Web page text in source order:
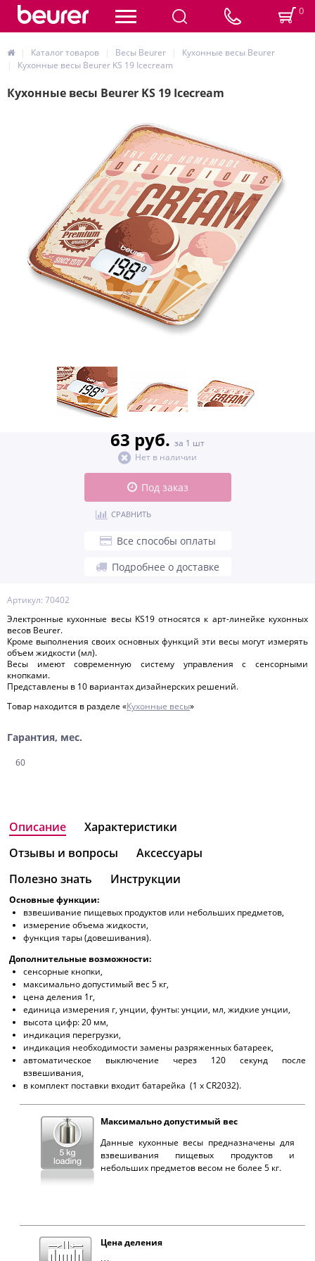
0
Каталог товаров Весы Beurer
Кухонные весы Beurer
Кухонные весы Beurer KS 19 Icecream
Кухонные весы Beurer KS 19 Icecream
Артикул: 70402
Электронные кухонные весы KS19 относятся к арт-линейке кухонных
весов Beurer.
Кроме выполнения своих основных функций эти весы могут измерять
объем жидкости (мл).
Весы имеют современную систему управления с сенсорными
кнопками.
Представлены в 10 вариантах дизайнерских решений.
Товар находится в разделе «Кухонные весы»
Гарантия, мес.
60
63 руб. за 1 шт
Нет в наличии
Под заказ
СРАВНИТЬ
Все способы оплаты
Подробнее о доставке
Описание
Характеристики
Отзывы и вопросы
Аксессуары
Полезно знать
Инструкции
Основные функции:
взвешивание пищевых продуктов или небольших предметов,
измерение объема жидкости,
функция тары (довешивания).
Дополнительные возможности:
сенсорные кнопки,
максимально допустимый вес 5 кг,
цена деления 1г,
единица измерения г, унции, фунты: унции, мл, жидкие унции,
высота цифр: 20 мм,
индикация перегрузки,
индикация необходимости замены разряженных батареек,
автоматическое выключение через 120 секунд после
взвешивания,
в комплект поставки входит батарейка (1 x CR2032).
Максимально допустимый вес
Данные кухонные весы предназначены для
взвешивания пищевых продуктов и
небольших предметов весом не более 5 кг.
Цена деления